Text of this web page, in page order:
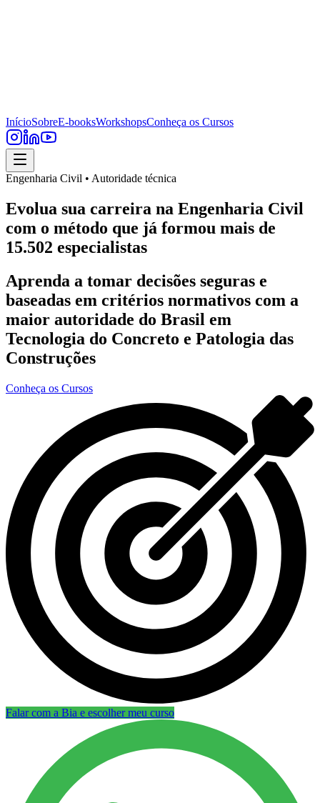
InícioSobreE-booksWorkshopsConheça os Cursos
Engenharia Civil • Autoridade técnica
Evolua sua carreira na Engenharia Civil
com o método que já formou mais de
15.502 especialistas
Aprenda a tomar decisões seguras e
baseadas em critérios normativos com a
maior autoridade do Brasil em
Tecnologia do Concreto e Patologia das
Construções
Conheça os Cursos
Falar com a Bia e escolher meu curso